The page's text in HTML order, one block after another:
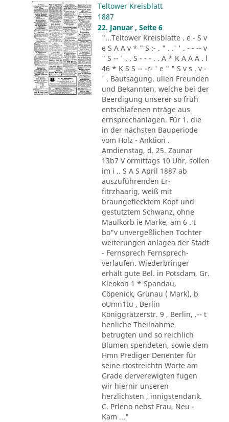
Teltower Kreisblatt
1887
22. Januar , Seite 6
"...Teltower Kreisblatte . e - S v
e S A A v * " S :- . " . .' ' . - - -- v
" S -- ' . . S - - - . . A * K A A A . l
46 * K S S -- -r- ' e " " S v s . v -
' . Bautsagung. ullen Freunden
und Bekannten, welche bei der
Beerdigung unserer so früh
entschlafenen nträge aus
ernsprechanlagen. Für 1. die
in der nächsten Bauperiode
vom Holz - Anktion .
Amdienstag, d. 25. Zaunar
13b7 V ormittags 10 Uhr, sollen
im i .. S A S April 1887 ab
auszuführenden Er-
fitrzhaarig, weiß mit
braungeflecktem Kopf und
gestutztem Schwanz, ohne
Maulkorb ie Marke, am 6 . t
bo"v unvergeßlichen Tochter
weiterungen anlagea der Stadt
- Fernsprech Fernsprech-
verlaufen. Wiederbringer
erhält gute Bel. in Potsdam, Gr.
Kleokon 1 * Spandau,
Cöpenick, Grünau ( Mark), b
oUmn1tu , Berlin
Königgrätzerstr. 9 , Berlin, .-- t
henliche Theilnahme
betrugten und so reichlich
Blumen spendeten, sowie dem
Hmn Prediger Denenter für
seine rtostreichtn Worte am
Grade derverewigten fugen
wir hiernir unseren
herzlichsten , innigstendank.
C. Prleno nebst Frau, Neu -
Kam ..."